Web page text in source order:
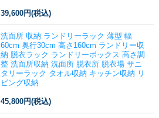
39,600円(税込)
洗面所 収納 ランドリーラック 薄型 幅
60cm 奥行30cm 高さ160cm ランドリー収
納 脱衣ラック ランドリーボックス 高さ調
整 洗面所収納 洗面所 脱衣所 脱衣場 サニ
タリーラック タオル収納 キッチン収納 リ
ビング収納
45,800円(税込)